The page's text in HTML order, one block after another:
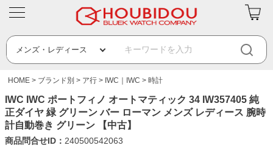
HOME ブランド別 ア行 IWC｜IWC 時計
IWC IWC ポートフィノ オートマティック 34 IW357405 純
正ダイヤ 緑 グリーン バー ローマン メンズ レディース 腕時
計自動巻き グリーン 【中古】
商品問合せID： 240500542063